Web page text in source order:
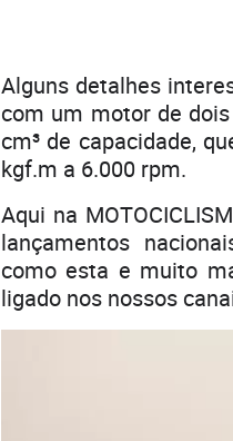
Alguns detalhes
com um motor de
cm³ de capacidade,
kgf.m a 6.000 rpm.
Aqui na
lançamentos
como esta e muito
ligado nos nossos